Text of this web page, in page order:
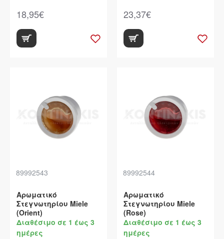
18,95€ 23,37€
89992543
Αρωματικό
Στεγνωτηρίου Miele
(Orient)
Διαθέσιμο σε 1 έως 3
ημέρες
89992544
Αρωματικό
Στεγνωτηρίου Miele
(Rose)
Διαθέσιμο σε 1 έως 3
ημέρες